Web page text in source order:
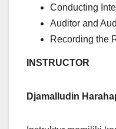
Conducting
Auditor and
Recording the
INSTRUCTOR
Djamalludin